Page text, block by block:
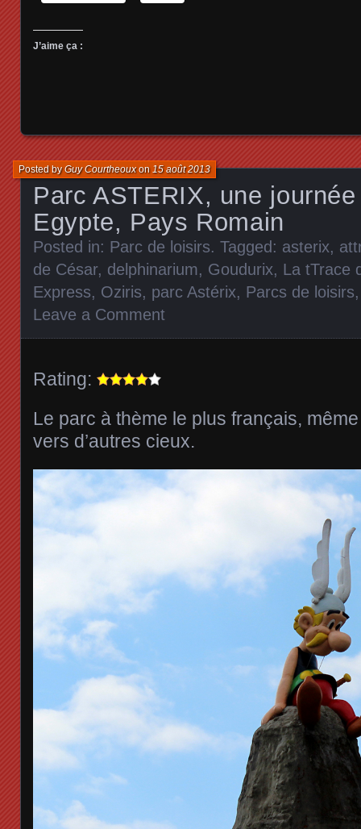
J’aime ça :
Parc ASTERIX, une
Egypte, Pays Romain
Posted byGuy Courtheouxon15 août 2013
Posted in: Parc de loisirs. Tagged: asterix,
de César, delphinarium, Goudurix, La tTrace
Express, Oziris, parc Astérix, Parcs de loisirs
Leave a Comment
Rating:
Le parc à thème le plus français,
vers d’autres cieux.